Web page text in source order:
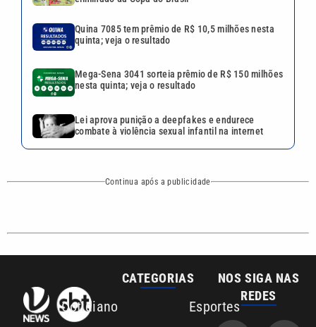
Continua após a publicidade
VTV é afiliada do
SBT na Região
CATEGORIAS
Cotidiano
Mundo Polícia
NOS SIGA NAS
Anuncie agora com a emissora VTV SBT
Área de cobertura que a VTV SBT acompanha: